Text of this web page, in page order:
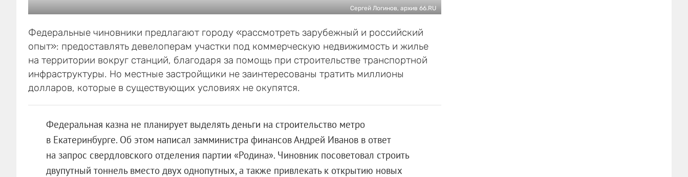
Сергей Логинов, архив 66.RU
Федеральные чиновники предлагают городу «рассмотреть зарубежный и российский
опыт»: предоставлять девелоперам участки под коммерческую недвижимость и жилье
на территории вокруг станций, благодаря за помощь при строительстве транспортной
инфраструктуры. Но местные застройщики не заинтересованы тратить миллионы
долларов, которые в существующих условиях не окупятся.
Федеральная казна не планирует выделять деньги на строительство метро
в Екатеринбурге. Об этом написал замминистра финансов Андрей Иванов в ответ
на запрос свердловского отделения партии «Родина». Чиновник посоветовал строить
двупутный тоннель вместо двух однопутных, а также привлекать к открытию новых